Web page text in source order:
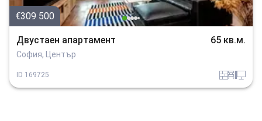
€309 500
Двустаен апартамент 65 кв.м.
София, Център
ID 169725 tuhlaobzavejdne_4 tehnika